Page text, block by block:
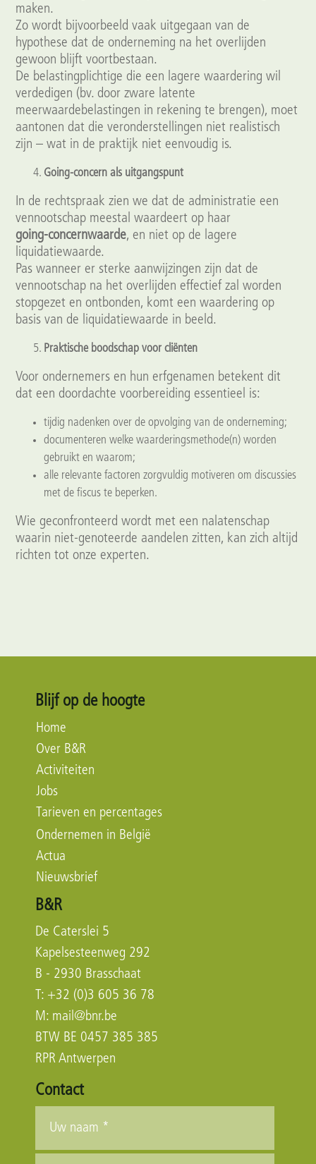
maken.
Zo wordt bijvoorbeeld vaak uitgegaan van de
hypothese dat de onderneming na het overlijden
gewoon blijft voortbestaan.
De belastingplichtige die een lagere waardering wil
verdedigen (bv. door zware latente
meerwaardebelastingen in rekening te brengen), moet
aantonen dat die veronderstellingen niet realistisch
zijn – wat in de praktijk niet eenvoudig is.
Going‑concern als uitgangspunt
In de rechtspraak zien we dat de administratie een
vennootschap meestal waardeert op haar
going‑concernwaarde, en niet op de lagere
liquidatiewaarde.
Pas wanneer er sterke aanwijzingen zijn dat de
vennootschap na het overlijden effectief zal worden
stopgezet en ontbonden, komt een waardering op
basis van de liquidatiewaarde in beeld.
Praktische boodschap voor cliënten
Voor ondernemers en hun erfgenamen betekent dit
dat een doordachte voorbereiding essentieel is:
tijdig nadenken over de opvolging van de onderneming;
documenteren welke waarderingsmethode(n) worden
gebruikt en waarom;
alle relevante factoren zorgvuldig motiveren om discussies
met de fiscus te beperken.
Wie geconfronteerd wordt met een nalatenschap
waarin niet‑genoteerde aandelen zitten, kan zich altijd
richten tot onze experten.
Blijf op de hoogte
Home
Over B&R
Activiteiten
Jobs
Tarieven en percentages
Ondernemen in België
Actua
Nieuwsbrief
B&R
De Caterslei 5
Kapelsesteenweg 292
B - 2930 Brasschaat
T: +32 (0)3 605 36 78
M: mail@bnr.be
BTW BE 0457 385 385
RPR Antwerpen
Contact